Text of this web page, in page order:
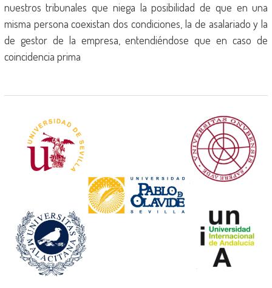
nuestros tribunales que niega la posibilidad de que en una
misma persona coexistan dos condiciones, la de asalariado y la
de gestor de la empresa, entendiéndose que en caso de
coincidencia prima